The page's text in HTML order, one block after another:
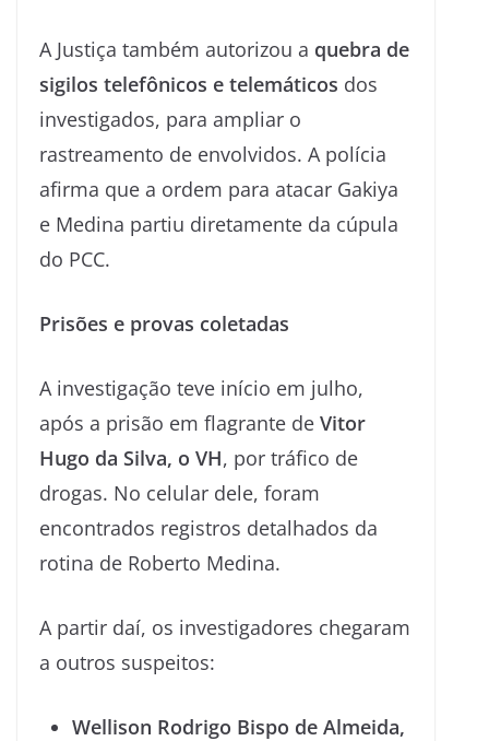
A Justiça também autorizou a quebra de
sigilos telefônicos e telemáticos dos
investigados, para ampliar o
rastreamento de envolvidos. A polícia
afirma que a ordem para atacar Gakiya
e Medina partiu diretamente da cúpula
do PCC.
Prisões e provas coletadas
A investigação teve início em julho,
após a prisão em flagrante de Vitor
Hugo da Silva, o VH, por tráfico de
drogas. No celular dele, foram
encontrados registros detalhados da
rotina de Roberto Medina.
A partir daí, os investigadores chegaram
a outros suspeitos:
Wellison Rodrigo Bispo de Almeida,